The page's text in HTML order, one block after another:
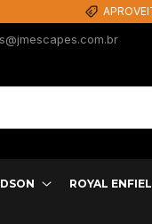
ROYAL